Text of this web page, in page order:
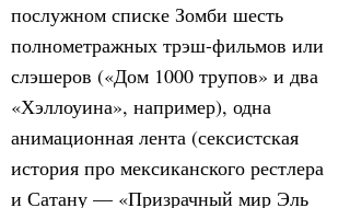
послужном списке Зомби шесть
полнометражных трэш-фильмов или
слэшеров («Дом 1000 трупов» и два
«Хэллоуина», например), одна
анимационная лента (сексистская
история про мексиканского рестлера
и Сатану — «Призрачный мир Эль